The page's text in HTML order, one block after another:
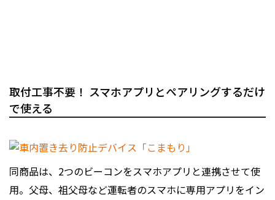
取付工事不要！ スマホアプリとペアリングするだけ
で使える
同商品は、2つのビーコンをスマホアプリと連携させて使
用。父母、祖父母など運転者のスマホに専用アプリをイン